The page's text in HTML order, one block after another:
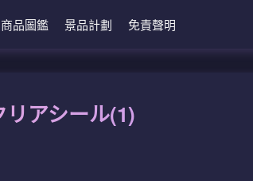
商品圖鑑 景品計劃 免責聲明
アシール(1)